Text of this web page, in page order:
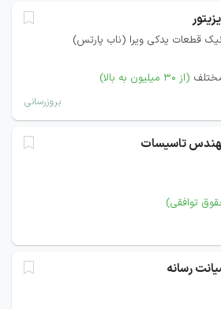
قطعات یدکی ویرا (ناب پارتس)
(از ۳۰ میلیون به بالا)
بروزرسانی
تاسیسات
توافقی)
رسانه